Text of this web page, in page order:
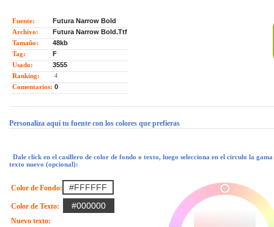
Fuente:
Futura Narrow Bold
Archivo:
Futura Narrow Bold.Ttf
Tamaño:
48kb
Tag:
F
Usado:
3555
Ranking:
4
Comentarios: 0
Personaliza aquí tu fuente con los colores que prefieras
Dale click en el casillero de color de fondo o texto, luego selecciona en el circulo la gama
texto nuevo (opcional):
Color de Fondo:
Color de Texto:
Nuevo texto: